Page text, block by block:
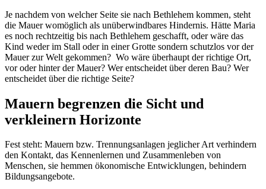
Je nachdem von welcher Seite sie nach Bethlehem kommen, steht
die Mauer womöglich als unüberwindbares Hindernis. Hätte Maria
es noch rechtzeitig bis nach Bethlehem geschafft, oder wäre das
Kind weder im Stall oder in einer Grotte sondern schutzlos vor der
Mauer zur Welt gekommen? Wo wäre überhaupt der richtige Ort,
vor oder hinter der Mauer? Wer entscheidet über deren Bau? Wer
entscheidet über die richtige Seite?
Mauern begrenzen die Sicht und
verkleinern Horizonte
Fest steht: Mauern bzw. Trennungsanlagen jeglicher Art verhindern
den Kontakt, das Kennenlernen und Zusammenleben von
Menschen, sie hemmen ökonomische Entwicklungen, behindern
Bildungsangebote.